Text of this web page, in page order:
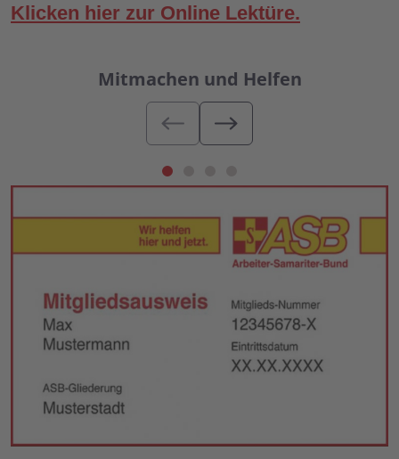
Klicken hier zur Online Lektüre.
Mitmachen und Helfen